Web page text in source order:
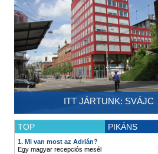
ITT JÁRTUNK: SVÁJC
TOP PIKÁNS
1. Mi van most az Adrián?
Egy magyar recepciós mesél